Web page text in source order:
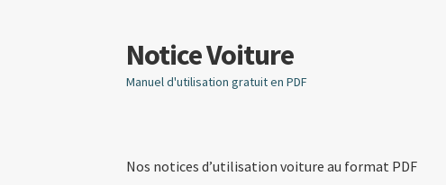
Aller
à
la
Aller
au
contenu
Notice Voiture
Manuel d'utilisation gratuit en PDF
Nos notices d’utilisation voiture au format PDF